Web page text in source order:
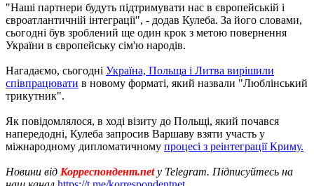
"Наші партнери будуть підтримувати нас в європейській і
євроатлантичній інтеграції", - додав Кулеба. За його словами,
сьогодні був зроблений ще один крок з метою повернення
України в європейську сім'ю народів.
Нагадаємо, сьогодні Україна, Польща і Литва вирішили
співпрацювати в новому форматі, який назвали "Люблінський
трикутник".
Як повідомлялося, в ході візиту до Польщі, який почався
напередодні, Кулеба запросив Варшаву взяти участь у
міжнародному дипломатичному процесі з реінтеграції Криму.
Новини від Корреспондент.net у Telegram. Підписуйтесь на